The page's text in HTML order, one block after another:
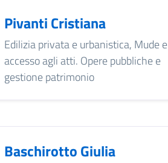
Pivanti Cristiana
Edilizia privata e urbanistica, Mude e
accesso agli atti. Opere pubbliche e
gestione patrimonio
Baschirotto Giulia